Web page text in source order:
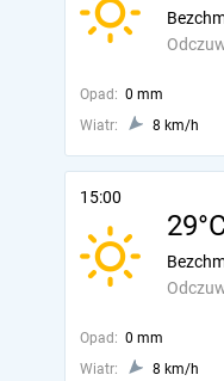
Opad: 0 mm
Wiatr:
8 km/h
15:00
Opad: 0 mm
Wiatr:
8 km/h